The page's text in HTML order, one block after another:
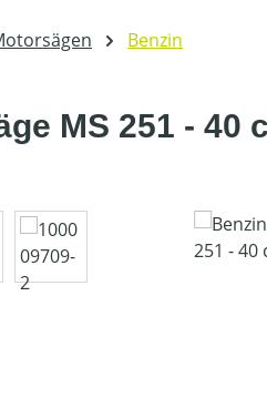
Benzin
MS 251 - 40